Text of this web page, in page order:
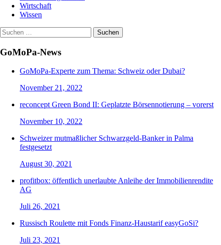
Wirtschaft
Wissen
Suchen
nach:
GoMoPa-News
GoMoPa-Experte zum Thema: Schweiz oder Dubai?
November 21, 2022
reconcept Green Bond II: Geplatzte Börsennotierung – vorerst
November 10, 2022
Schweizer mutmaßlicher Schwarzgeld-Banker in Palma
festgesetzt
August 30, 2021
profitbox: öffentlich unerlaubte Anleihe der Immobilienrendite
AG
Juli 26, 2021
Russisch Roulette mit Fonds Finanz-Haustarif easyGoSi?
Juli 23, 2021